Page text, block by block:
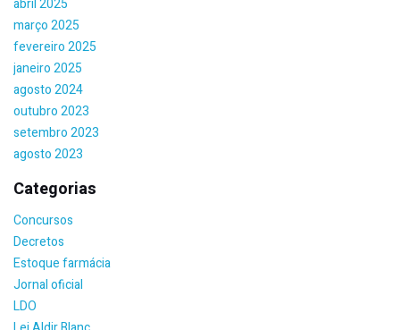
abril 2025
março 2025
fevereiro 2025
janeiro 2025
agosto 2024
outubro 2023
setembro 2023
agosto 2023
Categorias
Concursos
Decretos
Estoque farmácia
Jornal oficial
LDO